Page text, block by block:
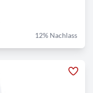
12% Nachlass